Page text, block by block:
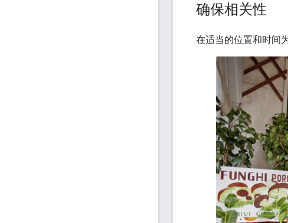
确保相关性
在适当的位置和时间